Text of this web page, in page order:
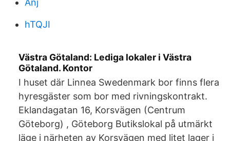
Anj
hTQJI
Västra Götaland: Lediga lokaler i Västra
Götaland. Kontor
I huset där Linnea Swedenmark bor finns flera
hyresgäster som bor med rivningskontrakt.
Eklandagatan 16, Korsvägen (Centrum
Göteborg) , Göteborg Butikslokal på utmärkt
läge i närheten av Korsvägen med litet lager i